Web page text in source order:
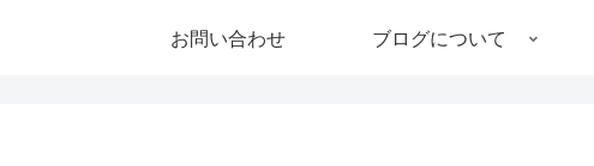
お問い合わせ ブログについて